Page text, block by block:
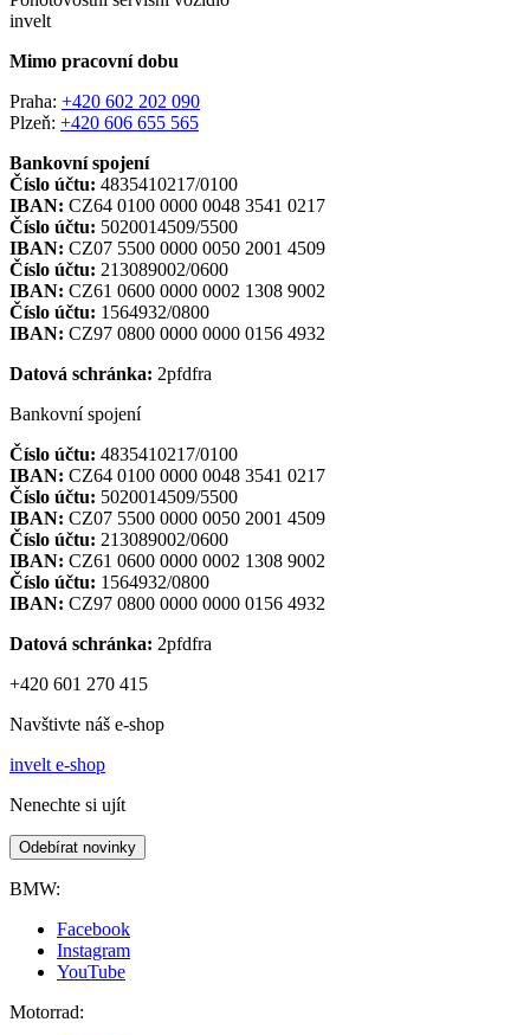
invelt
Mimo pracovní dobu
Praha: +420 602 202 090
Plzeň: +420 606 655 565
Bankovní spojení
Číslo účtu: 4835410217/0100
IBAN: CZ64 0100 0000 0048 3541 0217
Číslo účtu: 5020014509/5500
IBAN: CZ07 5500 0000 0050 2001 4509
Číslo účtu: 213089002/0600
IBAN: CZ61 0600 0000 0002 1308 9002
Číslo účtu: 1564932/0800
IBAN: CZ97 0800 0000 0000 0156 4932
Datová schránka: 2pfdfra
Bankovní spojení
Číslo účtu: 4835410217/0100
IBAN: CZ64 0100 0000 0048 3541 0217
Číslo účtu: 5020014509/5500
IBAN: CZ07 5500 0000 0050 2001 4509
Číslo účtu: 213089002/0600
IBAN: CZ61 0600 0000 0002 1308 9002
Číslo účtu: 1564932/0800
IBAN: CZ97 0800 0000 0000 0156 4932
Datová schránka: 2pfdfra
+420 601 270 415
Navštivte náš e-shop
invelt e-shop
Nenechte si ujít
Odebírat novinky
BMW:
Facebook
Instagram
YouTube
Motorrad: